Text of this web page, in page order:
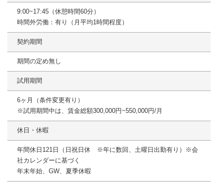
9:00~17:45（休憩時間60分）
時間外労働：有り（月平均1時間程度）
契約期間
期間の定め無し
試用期間
6ヶ月（条件変更有り）
※試用期間中は、賃金総額300,000円~550,000円/月
休日・休暇
年間休日121日（日祝日休 ※年に数回、土曜日出勤有り）※会
社カレンダーに基づく
年末年始、GW、夏季休暇